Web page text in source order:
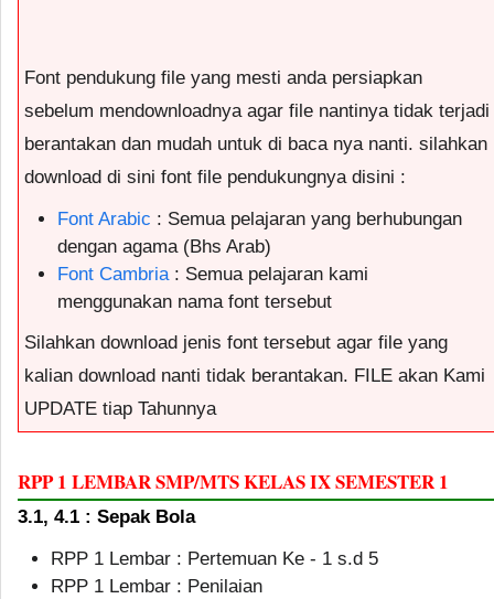
Font pendukung file yang mesti anda persiapkan
sebelum mendownloadnya agar file nantinya tidak terjadi
berantakan dan mudah untuk di baca nya nanti. silahkan
download di sini font file pendukungnya disini :
Font Arabic : Semua pelajaran yang berhubungan
dengan agama (Bhs Arab)
Font Cambria: Semua pelajaran kami
menggunakan nama font tersebut
Silahkan download jenis font tersebut agar file yang
kalian download nanti tidak berantakan. FILE akan Kami
UPDATE tiap Tahunnya
RPP 1 LEMBAR SMP/MTS KELAS IX SEMESTER 1
3.1, 4.1 : Sepak Bola
RPP 1 Lembar : Pertemuan Ke - 1 s.d 5
RPP 1 Lembar : Penilaian